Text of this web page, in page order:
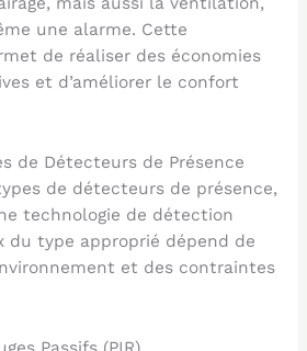
une alarme. Cette
de réaliser des économies
et d’améliorer le confort
de Détecteurs de Présence
de détecteurs de présence,
technologie de détection
du type approprié dépend de
et des contraintes